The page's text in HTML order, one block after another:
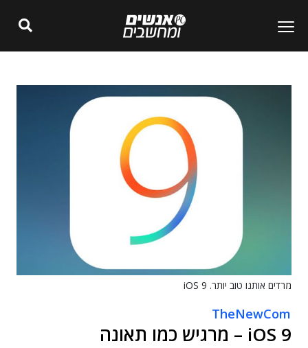
מרדים אותנו טוב יותר. iOS 9
TheNewCom
iOS 9 – מרגיש כמו תאונה